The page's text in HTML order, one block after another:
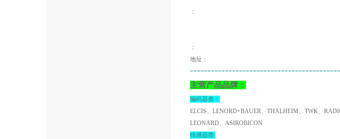
：
：
地址：
主营产品品牌：
编码器类：
ELCIS、LENORD+BAUER、THALHEIM、TWK、
LEONARD、ASIROBICON
传感器类: